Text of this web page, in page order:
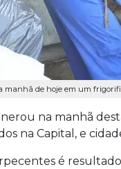
de hoje em um
na manhã
na Capital, e
é